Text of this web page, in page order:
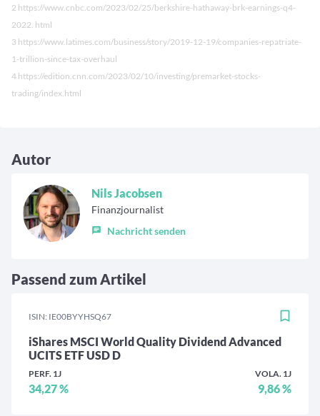
2 https://www.cnbc.com/2023/02/25/berkshire-hathaway-brk-earnings-q4-
2022. html
3 https://www.latimes.com/business/story/2019-12-19/companies-repatriate-
1-trillion-since-tax-overhaul
4 https://edition.cnn.com/2023/02/10/investing/premarket-stocks-
trading/index.html
Autor
Nils Jacobsen
Finanzjournalist
Nachricht senden
Passend zum Artikel
ISIN: IE00BYYHSQ67
iShares MSCI World Quality Dividend Advanced
UCITS ETF USD D
PERF. 1J
34,27 %
VOLA. 1J
9,86 %